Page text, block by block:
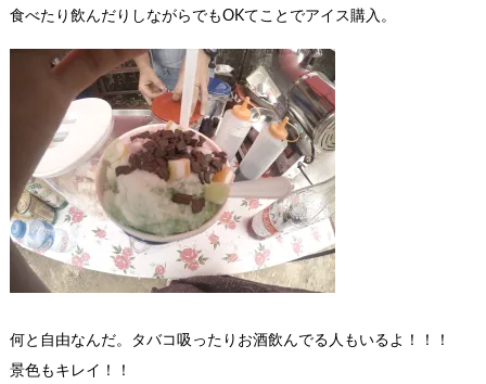
食べたり飲んだりしながらでもOKてことでアイス購入。
何と自由なんだ。タバコ吸ったりお酒飲んでる人もいるよ！！！
景色もキレイ！！